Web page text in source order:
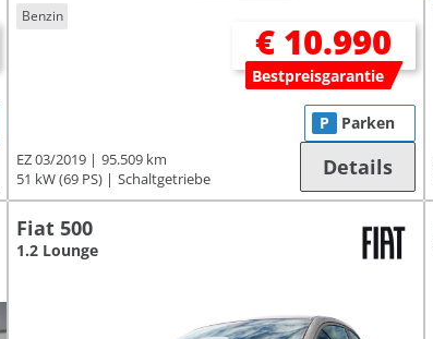
Benzin
€ 10.990
Bestpreisgarantie
EZ 03/2019
95.509 km
51 kW (69 PS)
Schaltgetriebe
P Parken
Details
Fiat 500
1.2 Lounge